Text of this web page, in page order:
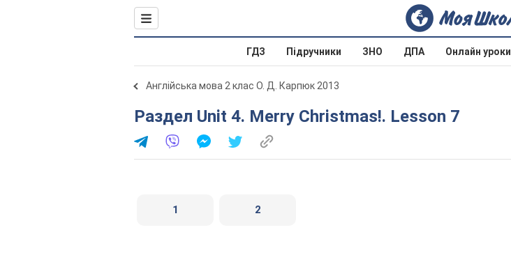
ГДЗ Підручники ЗНО ДПА Онлайн уроки
Англійська мова 2 клас О. Д. Карпюк 2013
Раздел Unit 4. Merry Christmas!. Lesson 7
1 2